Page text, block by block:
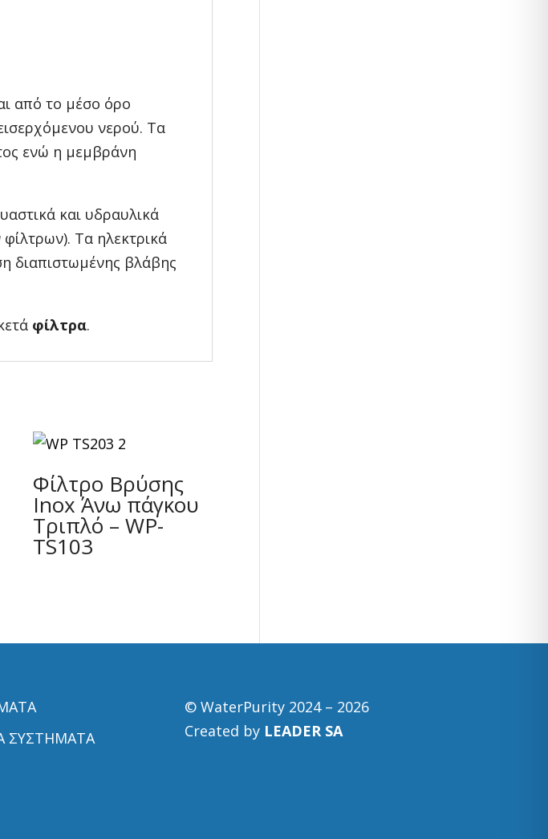
από το μέσο όρο
νερού. Τα
ενώ η μεμβράνη
και υδραυλικά
Τα ηλεκτρικά
διαπιστωμένης βλάβης
φίλτρα.
Φίλτρο Βρύσης
Inox Άνω πάγκου
Τριπλό – WP-
TS103
ΣΥΣΤΗΜΑΤΑ
© WaterPurity 2024 – 2026
Created by LEADER SA